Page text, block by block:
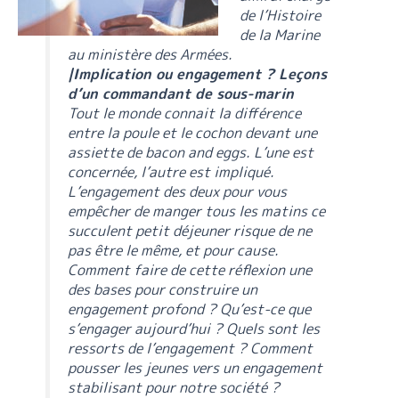
de l’Histoire
de la Marine
au ministère des Armées.
|Implication ou engagement ? Leçons
d’un commandant de sous-marin
Tout le monde connait la différence
entre la poule et le cochon devant une
assiette de bacon and eggs. L’une est
concernée, l’autre est impliqué.
L’engagement des deux pour vous
empêcher de manger tous les matins ce
succulent petit déjeuner risque de ne
pas être le même, et pour cause.
Comment faire de cette réflexion une
des bases pour construire un
engagement profond ? Qu’est-ce que
s’engager aujourd’hui ? Quels sont les
ressorts de l’engagement ? Comment
pousser les jeunes vers un engagement
stabilisant pour notre société ?